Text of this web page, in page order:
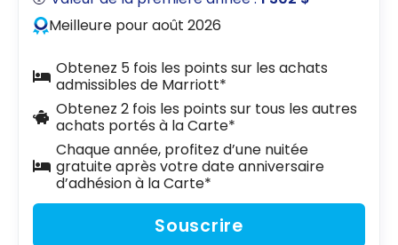
Meilleure pour août 2026
Obtenez 5 fois les points sur les achats
admissibles de Marriott*
Obtenez 2 fois les points sur tous les autres
achats portés à la Carte*
Chaque année, profitez d’une nuitée
gratuite après votre date anniversaire
d’adhésion à la Carte*
Souscrire